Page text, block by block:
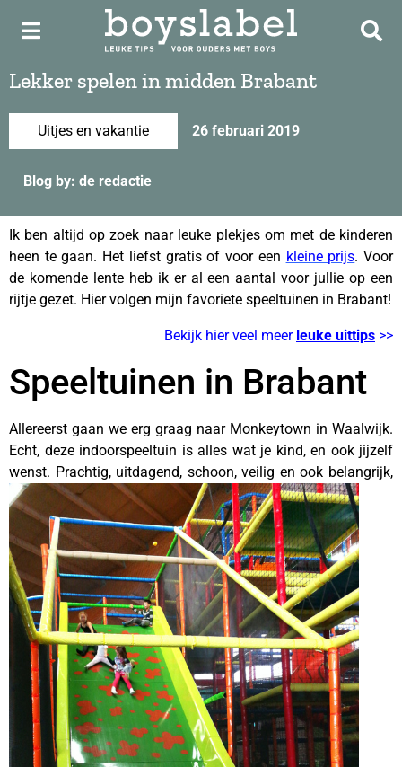
Lekker spelen in midden Brabant
Uitjes en vakantie 26 februari 2019
Blog by: de redactie
Ik ben altijd op zoek naar leuke plekjes om met de kinderen
heen te gaan. Het liefst gratis of voor een kleine prijs. Voor
de komende lente heb ik er al een aantal voor jullie op een
rijtje gezet. Hier volgen mijn favoriete speeltuinen in Brabant!
Bekijk hier veel meer leuke uittips >>
Speeltuinen in Brabant
Allereerst gaan we erg graag naar Monkeytown in Waalwijk.
Echt, deze indoorspeeltuin is alles wat je kind, en ook jijzelf
wenst. Prachtig, uitdagend, schoon, veilig en ook belangrijk,